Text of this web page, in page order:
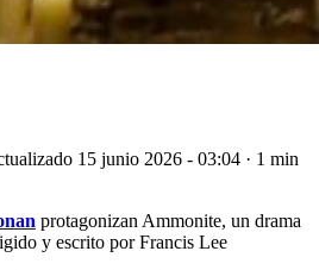
15 junio 2026 - 03:04 · 1 min
protagonizan Ammonite, un drama
y escrito por Francis Lee